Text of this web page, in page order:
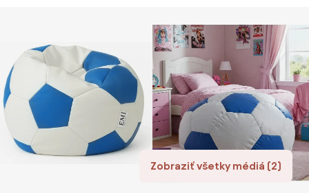
Zobraziť všetky médiá (2)